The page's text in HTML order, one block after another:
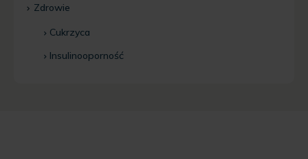
Zdrowie
Cukrzyca
Insulinooporność